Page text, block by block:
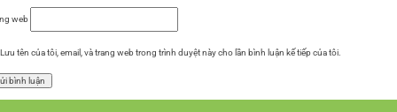
web
Lưu tên của tôi, email, và trang web trong trình duyệt này cho lần bình luận kế tiếp của tôi.